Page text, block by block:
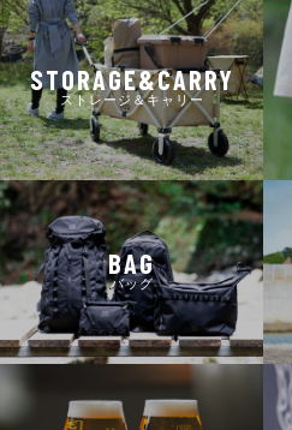
STORAGE&CARRY
ストレージ＆キャリー
BAG
バッグ